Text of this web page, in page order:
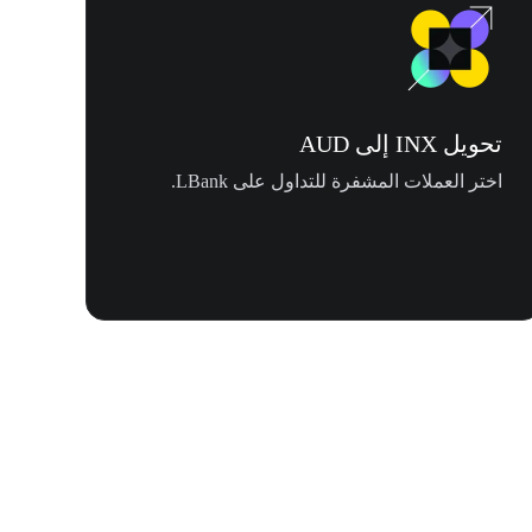
تحويل INX إلى AUD
اختر العملات المشفرة للتداول على LBank.